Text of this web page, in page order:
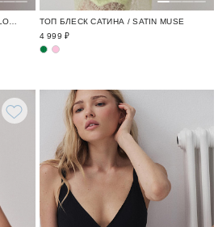
МАЙКА ИЗ МОДАЛА FLOWER MELODY / ОДЕЖДА ИЗ МОДАЛА И КРУЖЕВА
ТОП БЛЕСК САТИНА / SATIN MUSE
4 999 ₽